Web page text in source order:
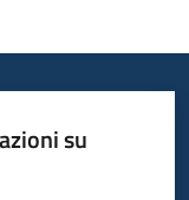
su